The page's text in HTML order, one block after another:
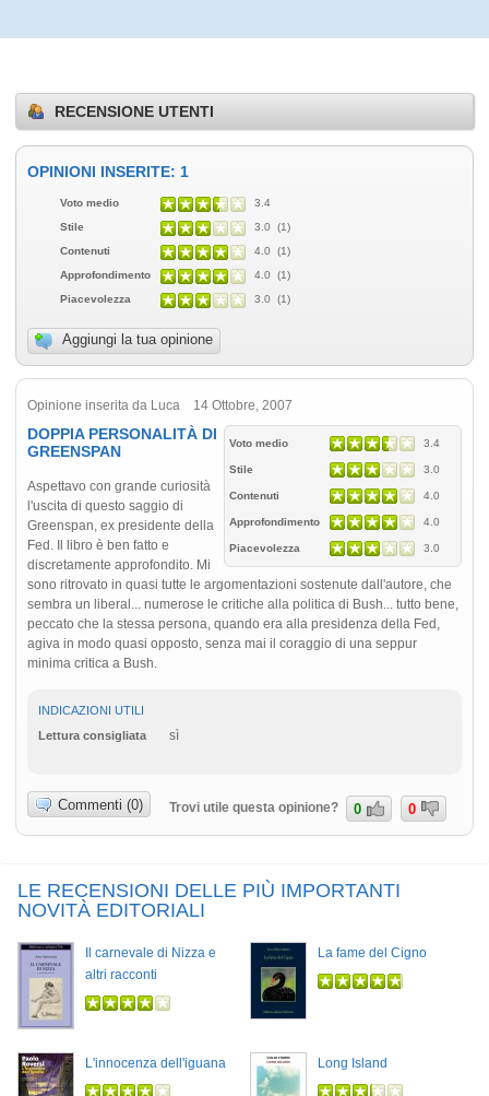
RECENSIONE UTENTI
OPINIONI INSERITE: 1
Voto medio
3.4
Stile
3.0 (1)
Contenuti
4.0 (1)
Approfondimento
4.0 (1)
Piacevolezza
3.0 (1)
Aggiungi la tua opinione
Opinione inserita da Luca 14 Ottobre, 2007
Voto medio 3.4
Stile 3.0
Contenuti 4.0
Approfondimento 4.0
Piacevolezza 3.0
DOPPIA PERSONALITÀ DI
GREENSPAN
Aspettavo con grande curiosità
l'uscita di questo saggio di
Greenspan, ex presidente della
Fed. Il libro è ben fatto e
discretamente approfondito. Mi
sono ritrovato in quasi tutte le argomentazioni sostenute dall'autore, che
sembra un liberal... numerose le critiche alla politica di Bush... tutto bene,
peccato che la stessa persona, quando era alla presidenza della Fed,
agiva in modo quasi opposto, senza mai il coraggio di una seppur
minima critica a Bush.
INDICAZIONI UTILI
Lettura consigliata
sì
Commenti (0) Trovi utile questa opinione? 0 0
LE RECENSIONI DELLE PIÙ IMPORTANTI
NOVITÀ EDITORIALI
Il carnevale di Nizza e
altri racconti
La fame del Cigno
L'innocenza dell'iguana Long Island